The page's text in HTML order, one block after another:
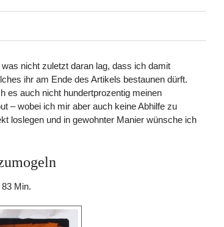
nicht zuletzt daran lag, dass ich damit
ihr am Ende des Artikels bestaunen dürft.
es auch nicht hundertprozentig meinen
– wobei ich mir aber auch keine Abhilfe zu
loslegen und in gewohnter Manier wünsche ich
Min.